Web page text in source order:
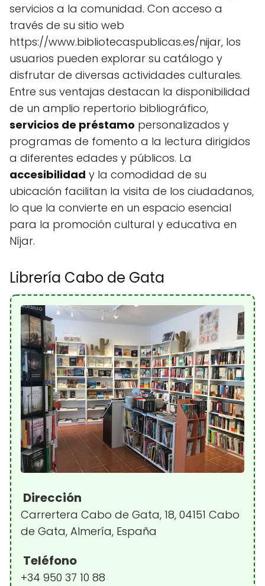
servicios a la comunidad. Con acceso a
través de su sitio web
https://www.bibliotecaspublicas.es/nijar, los
usuarios pueden explorar su catálogo y
disfrutar de diversas actividades culturales.
Entre sus ventajas destacan la disponibilidad
de un amplio repertorio bibliográfico,
servicios de préstamo personalizados y
programas de fomento a la lectura dirigidos
a diferentes edades y públicos. La
accesibilidad y la comodidad de su
ubicación facilitan la visita de los ciudadanos,
lo que la convierte en un espacio esencial
para la promoción cultural y educativa en
Níjar.
Librería Cabo de Gata
Dirección
Carrertera Cabo de Gata, 18, 04151 Cabo
de Gata, Almería, España
Teléfono
+34 950 37 10 88